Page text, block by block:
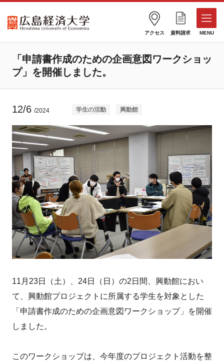
アクセス 資料請求 MENU
「申請書作成のための企画意図ワークショッ
プ」を開催しました。
12/6 /2024 学生の活動 興動館
11月23日（土）、24日（日）の2日間、興動館におい
て、興動館プロジェクトに所属する学生を対象とした
「申請書作成のための企画意図ワークショップ」を開催
しました。
このワークショップは、今年度のプロジェクト活動を整